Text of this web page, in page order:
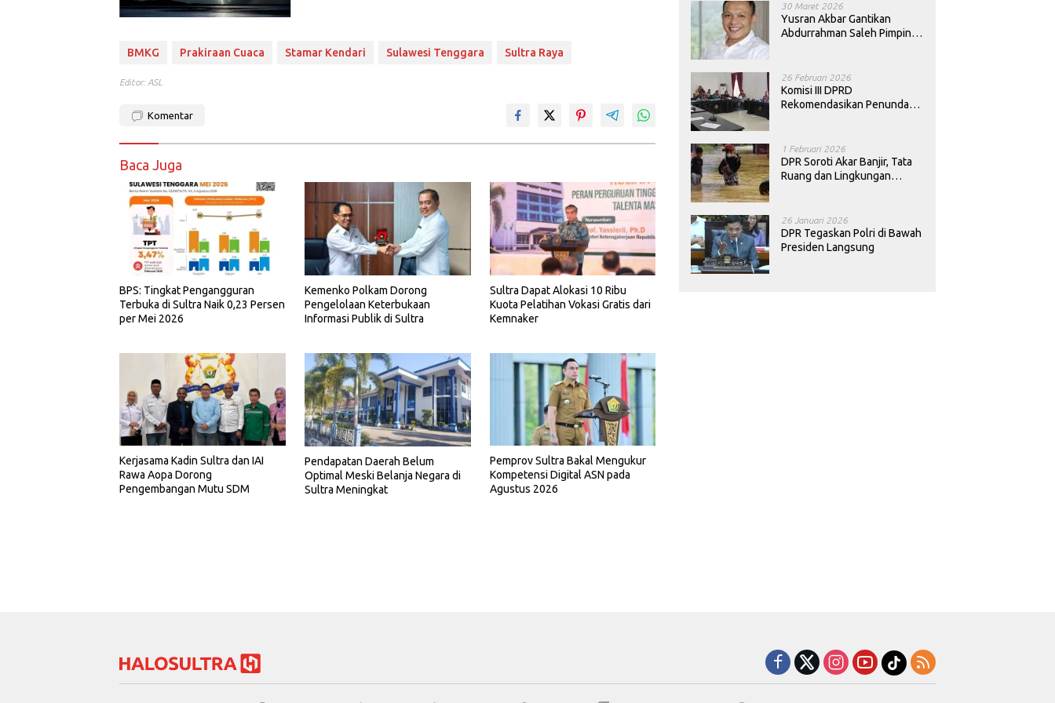
BMKG Prakiraan Cuaca Stamar Kendari Sulawesi Tenggara Sultra Raya
Editor: ASL
Komentar
Baca Juga
BPS: Tingkat Pengangguran
Terbuka di Sultra Naik 0,23 Persen
per Mei 2026
Kemenko Polkam Dorong
Pengelolaan Keterbukaan
Informasi Publik di Sultra
Sultra Dapat Alokasi 10 Ribu
Kuota Pelatihan Vokasi Gratis dari
Kemnaker
Kerjasama Kadin Sultra dan IAI
Rawa Aopa Dorong
Pengembangan Mutu SDM
Pendapatan Daerah Belum
Optimal Meski Belanja Negara di
Sultra Meningkat
Pemprov Sultra Bakal Mengukur
Kompetensi Digital ASN pada
Agustus 2026
30 Maret 2026
Yusran Akbar Gantikan
Abdurrahman Saleh Pimpin
26 Februari 2026
Komisi III DPRD
Rekomendasikan Penundaan
1 Februari 2026
DPR Soroti Akar Banjir, Tata
Ruang dan Lingkungan
26 Januari 2026
DPR Tegaskan Polri di Bawah
Presiden Langsung